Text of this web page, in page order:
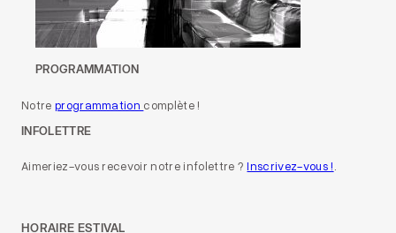
PROGRAMMATION
Notre programmation complète !
INFOLETTRE
Aimeriez-vous recevoir notre infolettre ?Inscrivez-vous !.
HORAIRE ESTIVAL